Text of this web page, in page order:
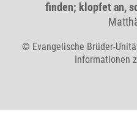
finden; klopfet an,
© Evangelische Brüder-
Informationen